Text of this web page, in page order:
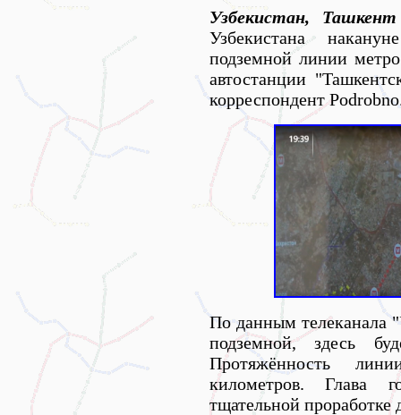
Узбекистан,
Узбекистана
подземной линии
автостанции
корреспондент
По данным телеканала
подземной, здесь
Протяжённость
километров. Глава
тщательной проработке